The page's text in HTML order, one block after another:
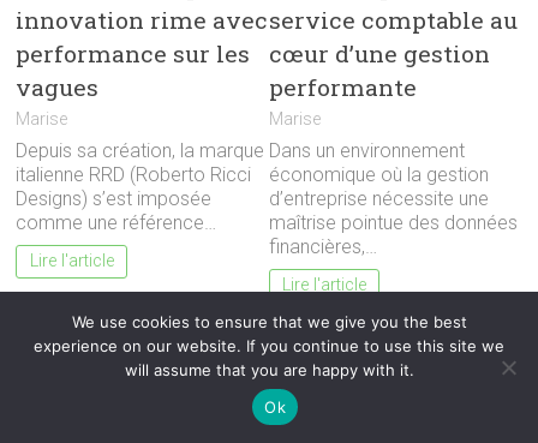
innovation rime avec
performance sur les
vagues
Marise
Depuis sa création, la marque
italienne RRD (Roberto Ricci
Designs) s’est imposée
comme une référence…
Lire l'article
service comptable au
cœur d’une gestion
performante
Marise
Dans un environnement
économique où la gestion
d’entreprise nécessite une
maîtrise pointue des données
financières,…
Lire l'article
We use cookies to ensure that we give you the best
experience on our website. If you continue to use this site we
will assume that you are happy with it.
Ok